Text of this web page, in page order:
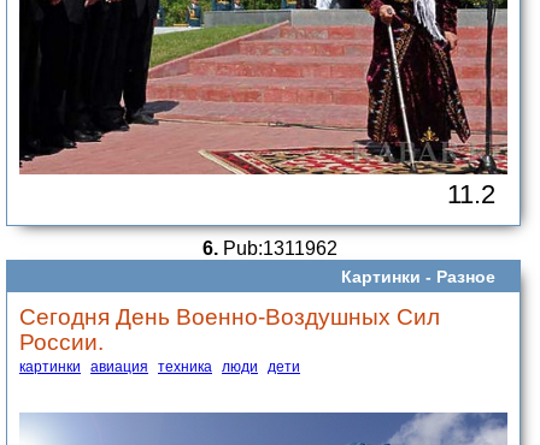
11.2
6. Pub:1311962
Картинки - Разное
Сегодня День Военно-Воздушных Сил
России.
картинки авиация техника люди дети